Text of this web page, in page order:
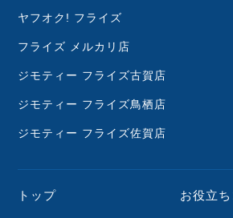
ヤフオク! フライズ
フライズ メルカリ店
ジモティー フライズ古賀店
ジモティー フライズ鳥栖店
ジモティー フライズ佐賀店
トップ お役立